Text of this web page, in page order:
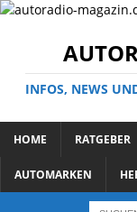
INFOS, NEWS
HOME RATGEBER
AUTOMARKEN